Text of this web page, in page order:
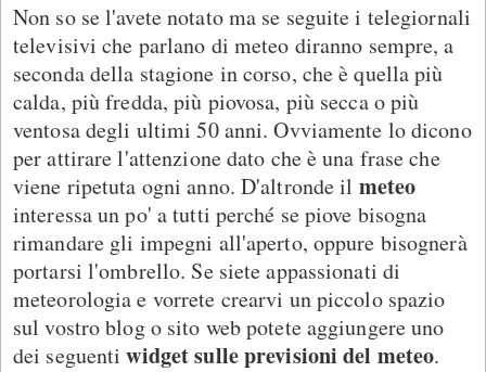
Non so se l'avete notato ma se seguite i telegiornali
televisivi che parlano di meteo diranno sempre, a
seconda della stagione in corso, che è quella più
calda, più fredda, più piovosa, più secca o più
ventosa degli ultimi 50 anni. Ovviamente lo dicono
per attirare l'attenzione dato che è una frase che
viene ripetuta ogni anno. D'altronde il meteo
interessa un po' a tutti perché se piove bisogna
rimandare gli impegni all'aperto, oppure bisognerà
portarsi l'ombrello. Se siete appassionati di
meteorologia e vorrete crearvi un piccolo spazio
sul vostro blog o sito web potete aggiungere uno
dei seguentiwidget sulle previsioni del meteo.